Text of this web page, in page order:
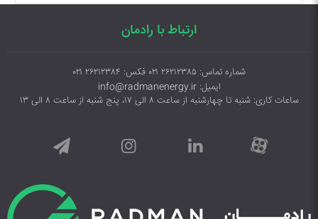
ارتباط با رادمان
شماره تماس: ۲۶۲۱۲۳۸۵ ۰۲۱ فکس: ۲۶۲۱۲۳۸۴ ۰۲۱
ایمیل: info@radmanenergy.ir
ساعات کاری: شنبه تا چهارشنبه از ساعت ۸ الی ۱۷، پنج شنبه از ساعت ۸ الی ۱۳